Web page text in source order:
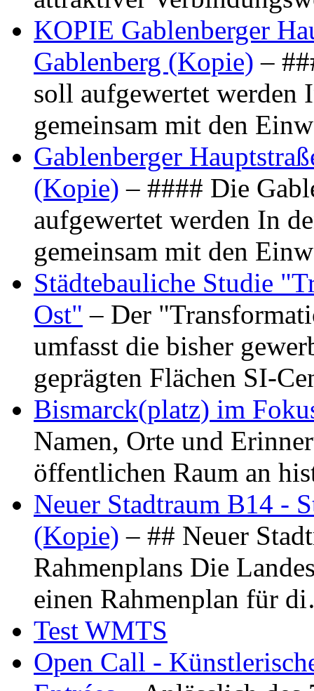
KOPIE Gablenberger
Gablenberg (Kopie) –
soll aufgewertet werden
gemeinsam mit den
Gablenberger
(Kopie) – #### Die
aufgewertet werden In
gemeinsam mit den
Städtebauliche Studie
Ost" – Der
umfasst die bisher
geprägten Flächen SI-
Bismarck(platz) im
Namen, Orte und
öffentlichen Raum an
Neuer Stadtraum B14 -
(Kopie) – ## Neuer
Rahmenplans Die
einen Rahmenplan für
Test WMTS
Open Call -